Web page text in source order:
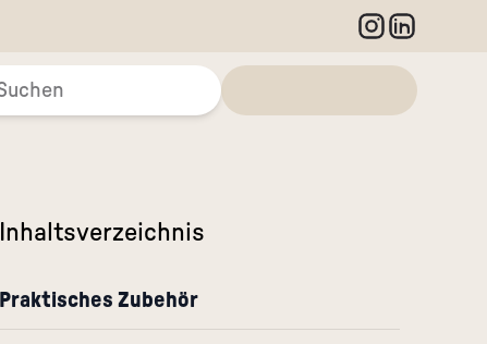
Inhaltsverzeichnis
Praktisches Zubehör